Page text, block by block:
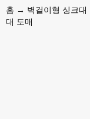
홈 → 벽걸이형 싱크대
대 도매